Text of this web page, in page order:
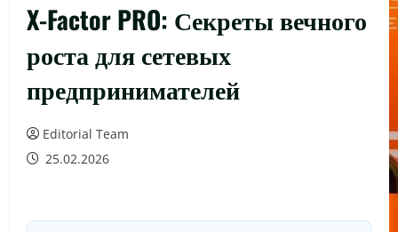
X-Factor PRO: Секреты вечного
роста для сетевых
предпринимателей
Editorial Team
25.02.2026